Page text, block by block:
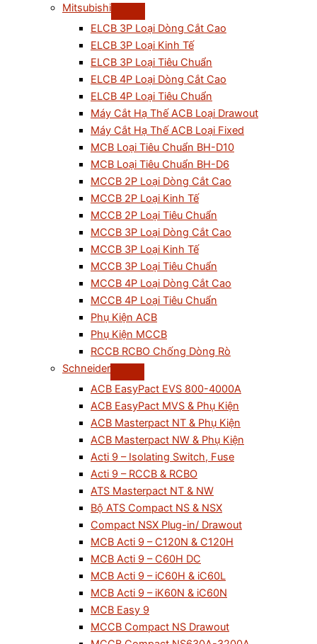
Mitsubishi
ELCB 3P Loại Dòng Cắt Cao
ELCB 3P Loại Kinh Tế
ELCB 3P Loại Tiêu Chuẩn
ELCB 4P Loại Dòng Cắt Cao
ELCB 4P Loại Tiêu Chuẩn
Máy Cắt Hạ Thế ACB Loại Drawout
Máy Cắt Hạ Thế ACB Loại Fixed
MCB Loại Tiêu Chuẩn BH-D10
MCB Loại Tiêu Chuẩn BH-D6
MCCB 2P Loại Dòng Cắt Cao
MCCB 2P Loại Kinh Tế
MCCB 2P Loại Tiêu Chuẩn
MCCB 3P Loại Dòng Cắt Cao
MCCB 3P Loại Kinh Tế
MCCB 3P Loại Tiêu Chuẩn
MCCB 4P Loại Dòng Cắt Cao
MCCB 4P Loại Tiêu Chuẩn
Phụ Kiện ACB
Phụ Kiện MCCB
RCCB RCBO Chống Dòng Rò
Schneider
ACB EasyPact EVS 800-4000A
ACB EasyPact MVS & Phụ Kiện
ACB Masterpact NT & Phụ Kiện
ACB Masterpact NW & Phụ Kiện
Acti 9 – Isolating Switch, Fuse
Acti 9 – RCCB & RCBO
ATS Masterpact NT & NW
Bộ ATS Compact NS & NSX
Compact NSX Plug-in/ Drawout
MCB Acti 9 – C120N & C120H
MCB Acti 9 – C60H DC
MCB Acti 9 – iC60H & iC60L
MCB Acti 9 – iK60N & iC60N
MCB Easy 9
MCCB Compact NS Drawout